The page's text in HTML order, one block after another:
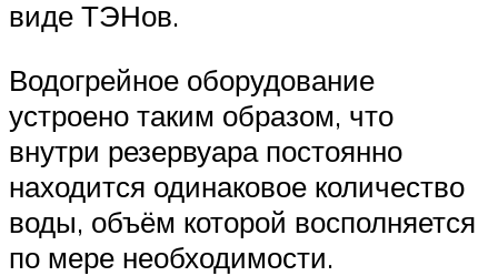
виде ТЭНов.
Водогрейное оборудование
устроено таким образом, что
внутри резервуара постоянно
находится одинаковое количество
воды, объём которой восполняется
по мере необходимости.